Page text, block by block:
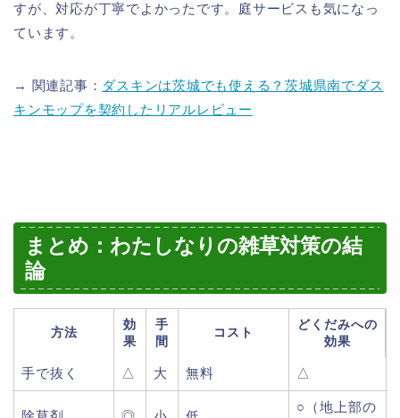
すが、対応が丁寧でよかったです。庭サービスも気になっ
ています。
→ 関連記事： ダスキンは茨城でも使える？茨城県南でダス
キンモップを契約したリアルレビュー
まとめ：わたしなりの雑草対策の結
論
方法
効
果
手
間
コスト
どくだみへの
効果
手で抜く △ 大 無料 △
○（地上部の